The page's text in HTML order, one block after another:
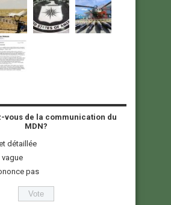
vous de la communication du
MDN?
détaillée
vague
pas